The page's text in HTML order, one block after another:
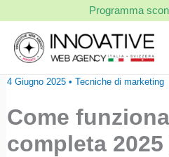
contenuto
Programma
4 Giugno 2025 • Tecniche di marketing
Come
completa 2025